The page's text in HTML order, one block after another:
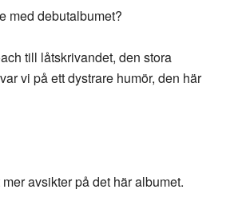
med debutalbumet?
till låtskrivandet, den stora
vi på ett dystrare humör, den här
avsikter på det här albumet.